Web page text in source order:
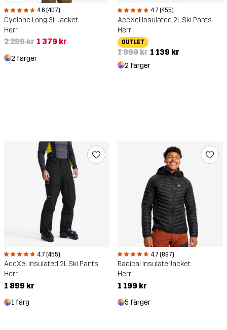
4.6 (407)
Cyclone Long 3L Jacket
Herr
2 299 kr 1 379 kr
2 färger
4.7 (455)
AccXel Insulated 2L Ski Pants
Herr
OUTLET
1 899 kr 1 139 kr
2 färger
4.7 (455)
AccXel Insulated 2L Ski Pants
Herr
1 899 kr
1 färg
4.7 (897)
Radical Insulate Jacket
Herr
1 199 kr
5 färger